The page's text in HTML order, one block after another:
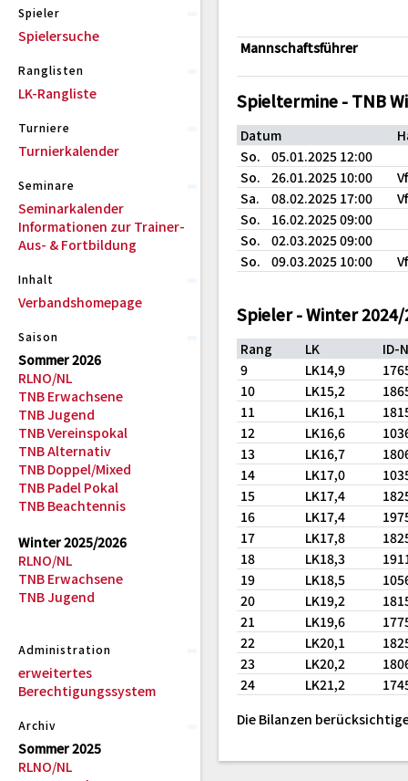
Spieler
Spielersuche
Ranglisten
LK-Rangliste
Turniere
Turnierkalender
Seminare
Seminarkalender
Informationen zur Trainer-
Aus- & Fortbildung
Inhalt
Verbandshomepage
Saison
Sommer 2026
RLNO/NL
TNB Erwachsene
TNB Jugend
TNB Vereinspokal
TNB Alternativ
TNB Doppel/Mixed
TNB Padel Pokal
TNB Beachtennis
Winter 2025/2026
RLNO/NL
TNB Erwachsene
TNB Jugend
Administration
erweitertes
Berechtigungssystem
Archiv
Sommer 2025
RLNO/NL
Mannschaftsführer
Spieltermine - TNB
Datum
So.
05.01.2025 12:00
So.
26.01.2025 10:00
Sa.
08.02.2025 17:00
So.
16.02.2025 09:00
So.
02.03.2025 09:00
So.
09.03.2025 10:00
Spieler - Winter 2024/
Rang LK
ID-
9
LK14,9
10
LK15,2
11
LK16,1
12
LK16,6
13
LK16,7
14
LK17,0
15
LK17,4
16
LK17,4
17
LK17,8
18
LK18,3
19
LK18,5
20
LK19,2
21
LK19,6
22
LK20,1
23
LK20,2
24
LK21,2
Die Bilanzen